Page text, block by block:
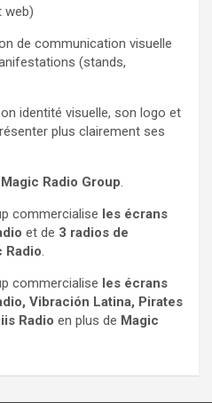
web)
de communication visuelle
(stands,
identité visuelle, son logo et
plus clairement ses
Magic Radio Group.
commercialise les écrans
et de 3 radios de
Radio.
commercialise les écrans
Vibración Latina, Pirates
Radio en plus de Magic